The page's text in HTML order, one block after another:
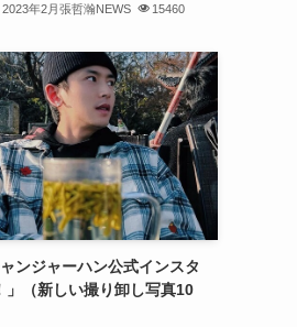
(32)
(31)
(30)
(32)
(30)
(32)
(32)
2023年2月張哲瀚NEWS 15460
ンジャーハン公式インスタ
」（新しい撮り卸し写真10